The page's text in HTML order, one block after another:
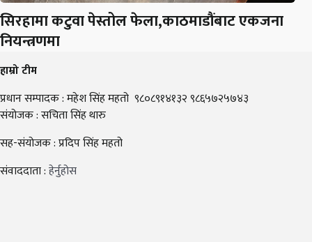
सिरहामा कटुवा पेस्तोल फेला,काठमाडौंबाट एकजना
नियन्त्रणमा
हाम्रो टीम
प्रधान सम्पादक : महेश सिंह महतो ९८०८९१४१३२ ९८६५७२५७४३
संयोजक : सचिता सिंह थारु
सह-संयोजक : प्रदिप सिंह महतो
संवाददाता :हेर्नुहोस